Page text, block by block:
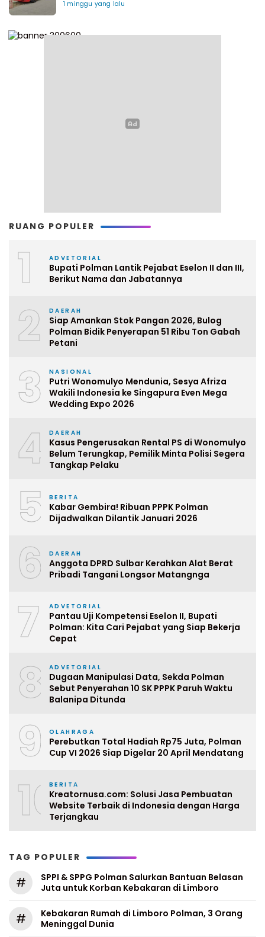
1 minggu yang lalu
RUANG POPULER
1 ADVETORIAL
Bupati Polman Lantik Pejabat Eselon II dan III,
Berikut Nama dan Jabatannya
2 DAERAH
Siap Amankan Stok Pangan 2026, Bulog
Polman Bidik Penyerapan 51 Ribu Ton Gabah
Petani
3 NASIONAL
Putri Wonomulyo Mendunia, Sesya Afriza
Wakili Indonesia ke Singapura Even Mega
Wedding Expo 2026
4 DAERAH
Kasus Pengerusakan Rental PS di Wonomulyo
Belum Terungkap, Pemilik Minta Polisi Segera
Tangkap Pelaku
5 BERITA
Kabar Gembira! Ribuan PPPK Polman
Dijadwalkan Dilantik Januari 2026
6 DAERAH
Anggota DPRD Sulbar Kerahkan Alat Berat
Pribadi Tangani Longsor Matangnga
7 ADVETORIAL
Pantau Uji Kompetensi Eselon II, Bupati
Polman: Kita Cari Pejabat yang Siap Bekerja
Cepat
8 ADVETORIAL
Dugaan Manipulasi Data, Sekda Polman
Sebut Penyerahan 10 SK PPPK Paruh Waktu
Balanipa Ditunda
9 OLAHRAGA
Perebutkan Total Hadiah Rp75 Juta, Polman
Cup VI 2026 Siap Digelar 20 April Mendatang
10BERITA
Kreatornusa.com: Solusi Jasa Pembuatan
Website Terbaik di Indonesia dengan Harga
Terjangkau
TAG POPULER
#
SPPI & SPPG Polman Salurkan Bantuan Belasan
Juta untuk Korban Kebakaran di Limboro
#
Kebakaran Rumah di Limboro Polman, 3 Orang
Meninggal Dunia